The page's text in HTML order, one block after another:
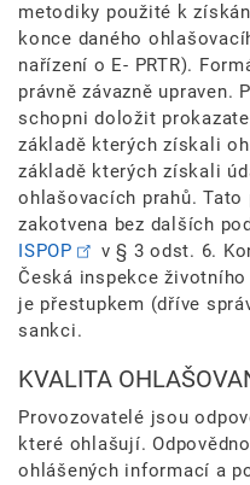
metodiky použité k
konce daného
nařízení o E- PRTR).
právně závazně upraven.
schopni doložit
základě kterých získali
základě kterých získali
ohlašovacích prahů.
zakotvena bez dalších
ISPOP
v § 3 odst. 6.
Česká inspekce
je přestupkem (dříve
sankci.
KVALITA
Provozovatelé jsou
které ohlašují.
ohlášených informací a